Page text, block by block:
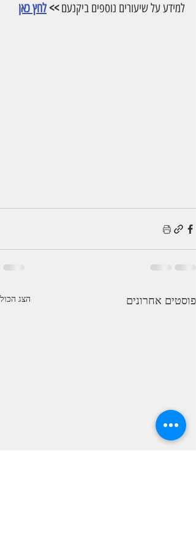
למידע על שיעורים נוספים ביקנעם >> לחץ כאן
פוסטים אחרונים הצג הכול